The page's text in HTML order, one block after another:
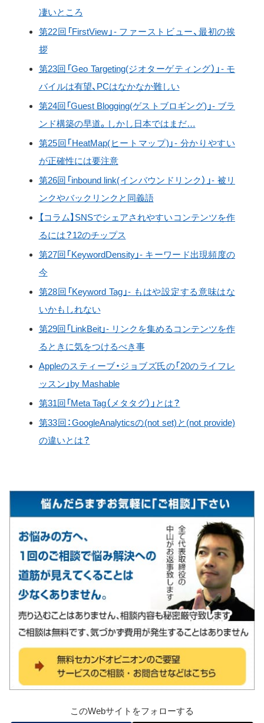
凄いところ
第22回「FirstView」- ファーストビュー、最初の挨
拶
第23回「Geo Targeting(ジオターゲティング）」- モ
バイルは有望、PCはなかなか難しい
第24回「Guest Blogging(ゲストブロギング)」- ブラ
ンド構築の早道。しかし日本ではまだ…
第25回「HeatMap(ヒートマップ)」- 分かりやすい
が正確性には要注意
第26回「inbound link(インバウンドリンク）」- 被リ
ンクやバックリンクと同義語
【コラム】SNSでシェアされやすいコンテンツを作
るには？12のチップス
第27回「KeywordDensity」- キーワード出現頻度の
今
第28回「Keyword Tag」- もはや設定する意味はな
いかもしれない
第29回「LinkBeit」- リンクを集めるコンテンツを作
るときに気をつけるべき事
Appleのスティーブ・ジョブズ氏の「20のライフレ
ッスン」by Mashable
第31回「Meta Tag（メタタグ）」とは？
第33回：GoogleAnalyticsの(not set)と(not provide)
の違いとは？
このWebサイトをフォローする